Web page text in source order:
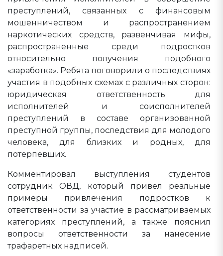
преступлений, связанных с финансовым
мошенничеством и распространением
наркотических средств, развенчивая мифы,
распространенные среди подростков
относительно получения подобного
«заработка». Ребята поговорили о последствиях
участия в подобных схемах с различных сторон:
юридическая ответственность для
исполнителей и соисполнителей
преступлений в составе организованной
преступной группы, последствия для молодого
человека, для близких и родных, для
потерпевших.
Комментировал выступления студентов
сотрудник ОВД, который привел реальные
примеры привлечения подростков к
ответственности за участие в рассматриваемых
категориях преступлений, а также пояснил
вопросы ответственности за нанесение
трафаретных надписей.